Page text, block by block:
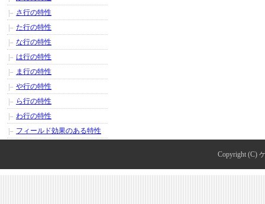
さ行の特性
た行の特性
な行の特性
は行の特性
ま行の特性
や行の特性
ら行の特性
わ行の特性
フィールド効果のある特性
Copyright (C)